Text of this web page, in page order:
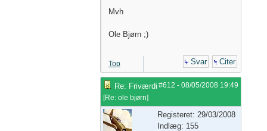
Mvh
Ole Bjørn ;)
Top Svar Citer
#612 - 08/05/2008 19:49
Re: Friværdi
[Re: ole bjørn]
Registeret: 29/03/2008
Indlæg: 155